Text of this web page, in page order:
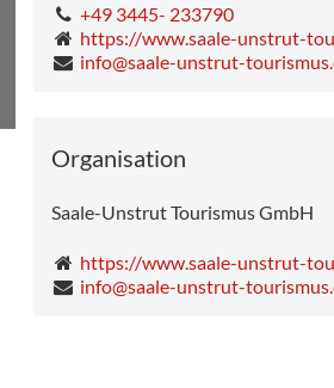
+49 3445- 233790
https://www.saale-unstrut-
info@saale-unstrut-
Organisation
Saale-Unstrut Tourismus GmbH
https://www.saale-unstrut-
info@saale-unstrut-